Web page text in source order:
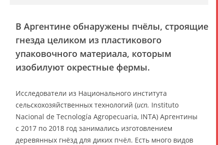
В Аргентине обнаружены пчёлы, строящие
гнезда целиком из пластикового
упаковочного материала, которым
изобилуют окрестные фермы.
Исследователи из Национального института
сельскохозяйственных технологий (исп. Instituto
Nacional de Tecnología Agropecuaria, INTA) Аргентины
с 2017 по 2018 год занимались изготовлением
деревянных гнёзд для диких пчёл. Есть много видов